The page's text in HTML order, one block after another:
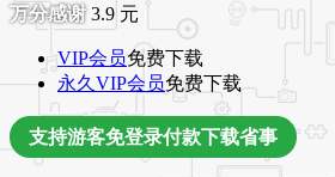
3.9 元
VIP会员免费下载
永久VIP会员免费下载
支持游客免登录付款下载省事